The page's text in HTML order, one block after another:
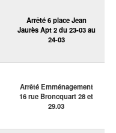
Arrêté 6 place Jean
Jaurès Apt 2 du 23-03 au
24-03
Arrêté Emménagement
16 rue Broncquart 28 et
29.03